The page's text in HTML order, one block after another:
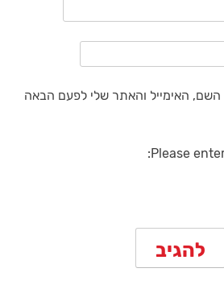
האימייל והאתר שלי לפעם הבאה
Please